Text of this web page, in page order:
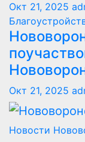
Окт 21, 2025
Окт 21, 2025
Новости